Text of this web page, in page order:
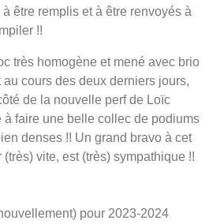
être remplis et à être renvoyés à
!!
très homogène et mené avec brio
cours des deux derniers jours,
de la nouvelle perf de Loïc
à faire une belle collec de podiums
denses !! Un grand bravo à cet
vite, est (très) sympathique !!
pour 2023-2024